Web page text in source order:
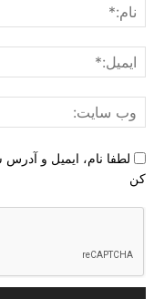
لطفا نام، ایمیل و
کن